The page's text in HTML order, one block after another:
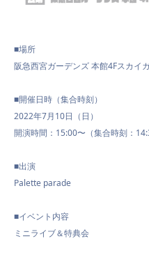
PROFILE
NEWS
SCHEDULE
■場所
阪急西宮ガーデンズ本館4Fスカイ
■開催日時（集合時刻）
2022年7月10日（ 日 ）
開演時間 ： 15:00〜 （集合時刻 ： 14:
■出演
Palette parade
■イベント内容
ミニライブ＆特典会